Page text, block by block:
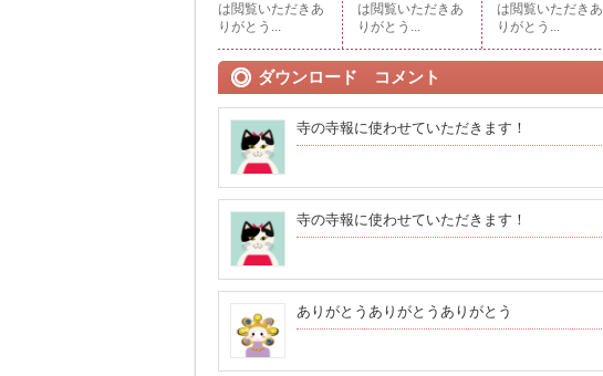
は閲覧いただきあ
りがとう...
は閲覧いただきあ
りがとう...
は閲覧いただきあ
りがとう...
ダウンロード コメント
寺の寺報に使わせていただきます！
寺の寺報に使わせていただきます！
ありがとうありがとうありがとう